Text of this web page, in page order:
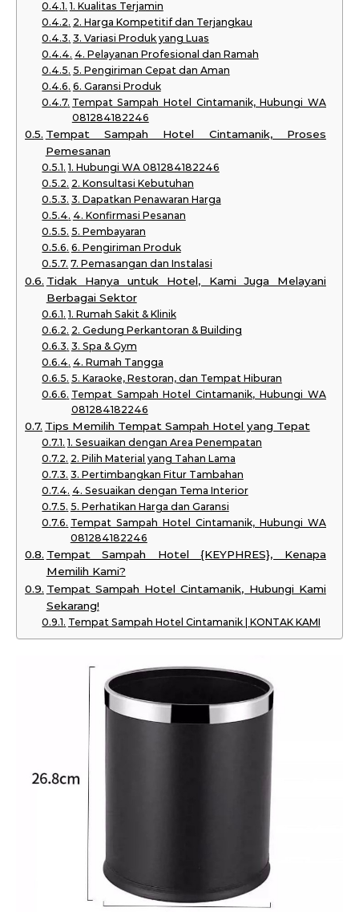
1. Kualitas Terjamin
2. Harga Kompetitif dan Terjangkau
3. Variasi Produk yang Luas
4. Pelayanan Profesional dan Ramah
5. Pengiriman Cepat dan Aman
6. Garansi Produk
Tempat Sampah Hotel Cintamanik, Hubungi WA
081284182246
Tempat Sampah Hotel Cintamanik, Proses
Pemesanan
1. Hubungi WA 081284182246
2. Konsultasi Kebutuhan
3. Dapatkan Penawaran Harga
4. Konfirmasi Pesanan
5. Pembayaran
6. Pengiriman Produk
7. Pemasangan dan Instalasi
Tidak Hanya untuk Hotel, Kami Juga Melayani
Berbagai Sektor
1. Rumah Sakit & Klinik
2. Gedung Perkantoran & Building
3. Spa & Gym
4. Rumah Tangga
5. Karaoke, Restoran, dan Tempat Hiburan
Tempat Sampah Hotel Cintamanik, Hubungi WA
081284182246
Tips Memilih Tempat Sampah Hotel yang Tepat
1. Sesuaikan dengan Area Penempatan
2. Pilih Material yang Tahan Lama
3. Pertimbangkan Fitur Tambahan
4. Sesuaikan dengan Tema Interior
5. Perhatikan Harga dan Garansi
Tempat Sampah Hotel Cintamanik, Hubungi WA
081284182246
Tempat Sampah Hotel {KEYPHRES}, Kenapa
Memilih Kami?
Tempat Sampah Hotel Cintamanik, Hubungi Kami
Sekarang!
Tempat Sampah Hotel Cintamanik | KONTAK KAMI